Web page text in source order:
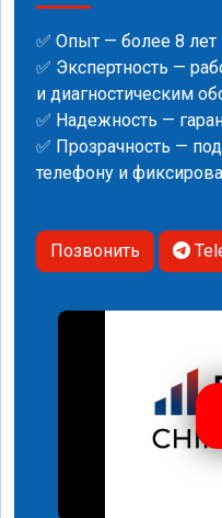
✅ Опыт — более 8
✅ Экспертность —
и диагностическим
✅ Надежность —
✅ Прозрачность —
телефону и
Позвонить